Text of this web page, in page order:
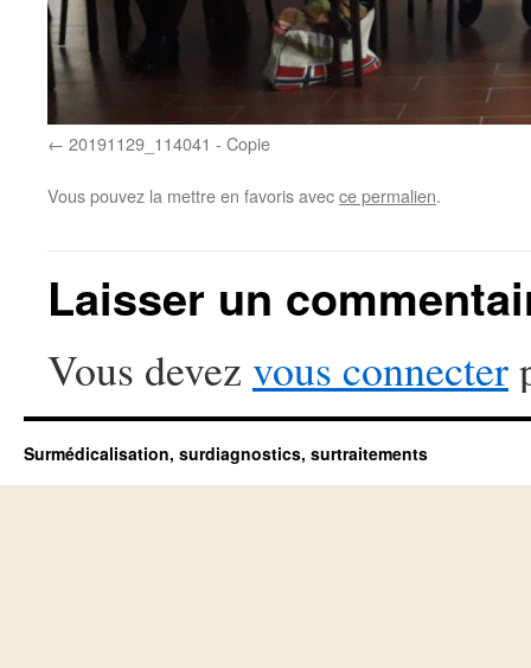
20191129_114041 - Copie
Vous pouvez la mettre en favoris avecce permalien.
Laisser un
Vous devez vous connecter
Surmédicalisation, surdiagnostics, surtraitements